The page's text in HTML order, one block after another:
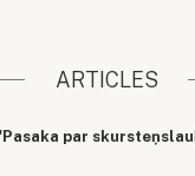
ARTICLES
par